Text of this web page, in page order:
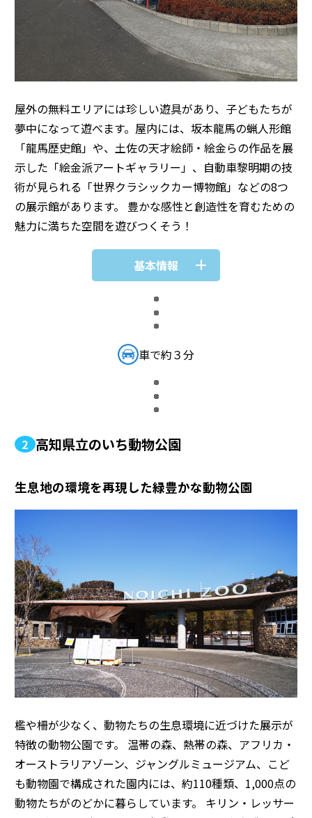
屋外の無料エリアには珍しい遊具があり、子どもたちが
夢中になって遊べます。屋内には、坂本龍馬の蝋人形館
「龍馬歴史館」や、土佐の天才絵師・絵金らの作品を展
示した「絵金派アートギャラリー」、自動車黎明期の技
術が見られる「世界クラシックカー博物館」などの8つ
の展示館があります。 豊かな感性と創造性を育むための
魅力に満ちた空間を遊びつくそう！
基本情報
車で約３分
2 高知県立のいち動物公園
生息地の環境を再現した緑豊かな動物公園
檻や柵が少なく、動物たちの生息環境に近づけた展示が
特徴の動物公園です。 温帯の森、熱帯の森、アフリカ・
オーストラリアゾーン、ジャングルミュージアム、こど
も動物園で構成された園内には、約110種類、1,000点の
動物たちがのどかに暮らしています。 キリン・レッサー